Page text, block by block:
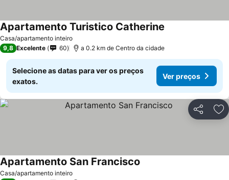
Casa/apartamento inteiro
Apartamento Turistico Catherine
9,8 Excelente 60 a 0.2 km de Centro da cidade
Selecione as datas para ver os preços
exatos.
Ver preços
Partilhar
Casa/apartamento inteiro
Apartamento San Francisco